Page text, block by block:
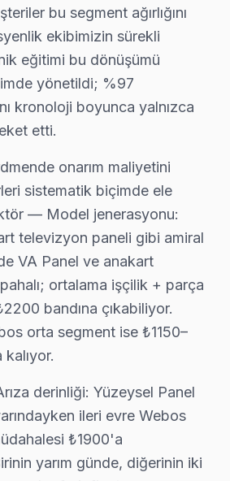
dayanarak, Beşiktaş'ın çeşitli
Mevsimsel Arıza Riskleri:
Nordmende panel'lerde en sık
TV açıldığında ekranın hiç
sıcaklık ve soğuk havanın
₺300 - ₺600.
Nordmende 32 inç LED
ekran açıldığında hiç tepki
kaliteli güç bileşenleri nedeniyle
₺400 - ₺800.
Nordmende 40 inç 4K UHD
arka aydınlatmasıyla ilgili
₺800 - ₺1500.
Nordmende 55 inç OLED
bu segment ağırlığını
ekibimizin sürekli
eğitimi bu dönüşümü
yönetildi; %97
kronoloji boyunca yalnızca
etti.
onarım maliyetini
sistematik biçimde ele
— Model jenerasyonu:
televizyon paneli gibi amiral
VA Panel ve anakart
ortalama işçilik + parça
bandına çıkabiliyor.
orta segment ise ₺1150–
kalıyor.
derinliği: Yüzeysel Panel
ileri evre Webos
₺1900'a
yarım günde, diğerinin iki